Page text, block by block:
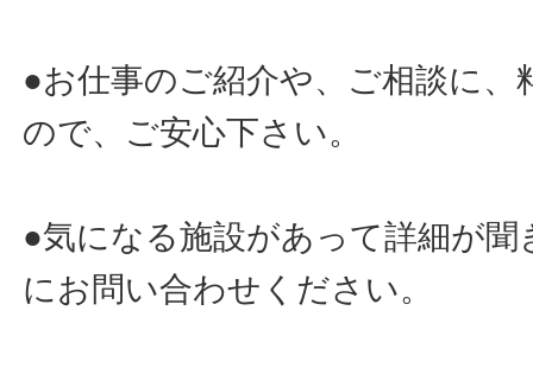
●お仕事のご紹介や、ご相談に
ので、ご安心下さい。
●気になる施設があって詳細が
にお問い合わせください。